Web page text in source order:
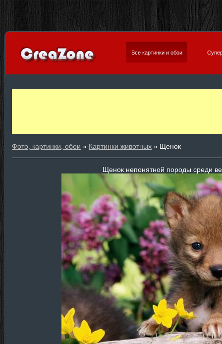
Все картинки и обои
Фото, картинки, обои » Картинки животных » Щенок
Щенок непонятной породы среди